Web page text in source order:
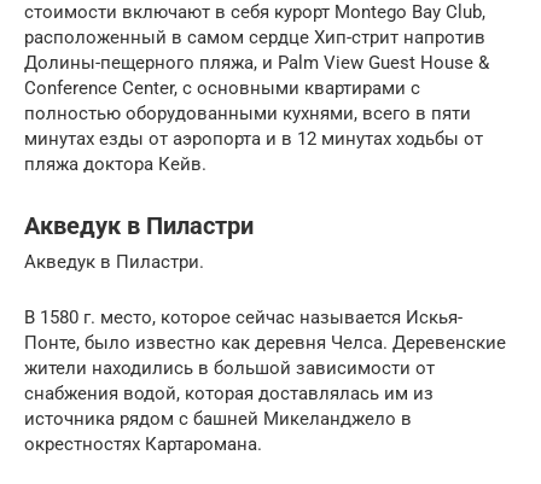
стоимости включают в себя курорт Montego Bay Club,
расположенный в самом сердце Хип-стрит напротив
Долины-пещерного пляжа, и Palm View Guest House &
Conference Center, с основными квартирами с
полностью оборудованными кухнями, всего в пяти
минутах езды от аэропорта и в 12 минутах ходьбы от
пляжа доктора Кейв.
Акведук в Пиластри
Акведук в Пиластри.
В 1580 г. место, которое сейчас называется Искья-
Понте, было известно как деревня Челса. Деревенские
жители находились в большой зависимости от
снабжения водой, которая доставлялась им из
источника рядом с башней Микеланджело в
окрестностях Картаромана.